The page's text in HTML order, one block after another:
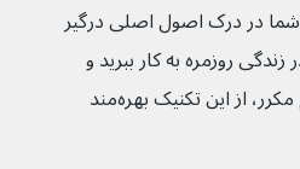
در درک اصول اصلی درگیر
زندگی روزمره به کار ببرید و
بدون نیاز به جلسات مداوم مکرر، از این تکنیک بهره‌مند